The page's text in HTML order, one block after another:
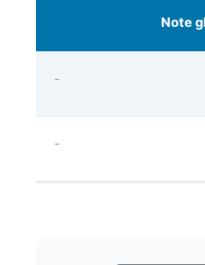
Note
-
-